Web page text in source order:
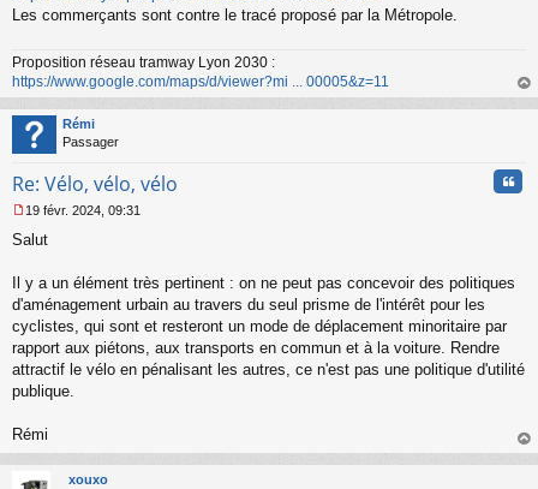
s
e
n
o
n
l
u
Les commerçants sont contre le tracé proposé par la Métropole.
Proposition réseau tramway Lyon 2030 :
https://www.google.com/maps/d/viewer?mi ... 00005&z=11
au
Rémi
Passager
Re: Vélo, vélo, vélo
e
s
a
g
e
n
o
n
19 févr. 2024, 09:31
Salut
Il y a un élément très pertinent : on ne peut pas concevoir des politiques
d'aménagement urbain au travers du seul prisme de l'intérêt pour les
cyclistes, qui sont et resteront un mode de déplacement minoritaire par
rapport aux piétons, aux transports en commun et à la voiture. Rendre
attractif le vélo en pénalisant les autres, ce n'est pas une politique d'utilité
publique.
Rémi
au
xouxo